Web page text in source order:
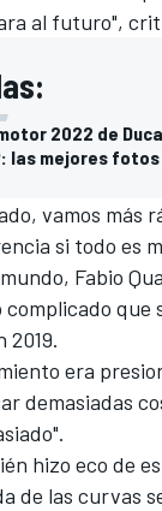
al futuro",
2022 de
las mejores
vamos más
si todo es
Fabio
complicado
2019.
era
demasiadas
hizo eco de
de las curvas